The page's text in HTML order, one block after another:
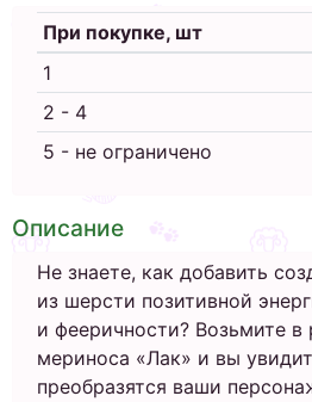
При покупке, шт
1
2 - 4
5 - не ограничено
Описание
Не знаете, как добавить
из шерсти позитивной
и фееричности? Возьмите в
мериноса «Лак» и вы
преобразятся ваши